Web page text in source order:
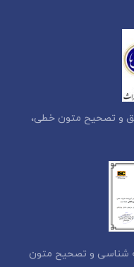
و تصحیح متون خطی،
شناسی و تصحیح متون